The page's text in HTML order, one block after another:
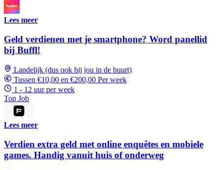
Lees meer
Geld verdienen met je smartphone? Word panellid
bij Buffl!
Landelijk (dus ook bij jou in de buurt)
Tussen €10,00 en €200,00 Per week
1 - 12 uur per week
Top Job
Lees meer
Verdien extra geld met online enquêtes en mobiele
games. Handig vanuit huis of onderweg